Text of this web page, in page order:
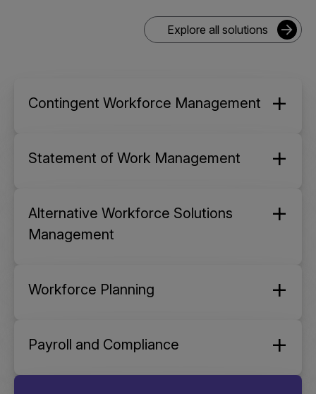
Explore all solutions
Contingent Workforce Management
Statement of Work Management
Alternative Workforce Solutions
Management
Workforce Planning
Payroll and Compliance